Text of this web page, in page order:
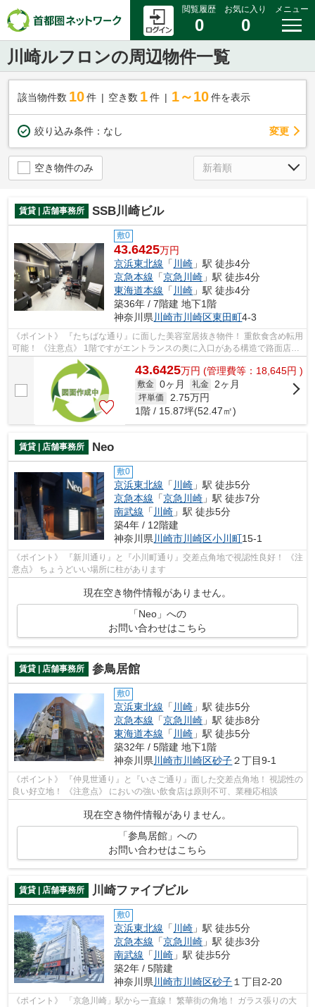
閲覧履歴
0
お気に入り
0
メニュー
川崎ルフロンの周辺物件一覧
該当物件数 10件 空き数 1 件 1～10 件を表示
絞り込み条件： なし 変更
空き物件のみ
賃貸 | 店舗事務所 SSB川崎ビル
敷0
43.6425万円
京浜東北線 「 川崎 」駅 徒歩4分
京急本線 「京急川崎 」駅 徒歩4分
東海道本線 「 川崎 」駅 徒歩4分
築36年 / 7階建 地下1階
神奈川県川崎市川崎区東田町4-3
《ポイント》 『たちばな通り』に面した美容室居抜き物件！ 重飲食含め転用
可能！ 《注意点》 1階ですがエントランスの奥に入口がある構造で路面店で
43.6425万円 (管理費等：18,645円 )
敷金 0ヶ月 礼金 2ヶ月
坪単価 2.75万円
1階 / 15.87坪(52.47㎡)
賃貸 | 店舗事務所 Neo
敷0
京浜東北線 「 川崎 」駅 徒歩5分
京急本線 「京急川崎 」駅 徒歩7分
南武線 「 川崎 」駅 徒歩5分
築4年 / 12階建
神奈川県 川崎市川崎区小川町15-1
《ポイント》 『新川通り』と『小川町通り』交差点角地で視認性良好！ 《注
意点》 ちょうどいい場所に柱があります
現在空き物件情報がありません。
「Neo」への
お問い合わせはこちら
賃貸 | 店舗事務所 参鳥居館
敷0
京浜東北線 「 川崎 」駅 徒歩5分
京急本線 「京急川崎 」駅 徒歩8分
東海道本線 「 川崎 」駅 徒歩5分
築32年 / 5階建 地下1階
神奈川県 川崎市川崎区砂子２丁目9-1
《ポイント》 『仲見世通り』と『いさご通り』面した交差点角地！ 視認性の
良い好立地！ 《注意点》 においの強い飲食店は原則不可、業種応相談
現在空き物件情報がありません。
「参鳥居館」への
お問い合わせはこちら
賃貸 | 店舗事務所 川崎ファイブビル
敷0
京浜東北線 「 川崎 」駅 徒歩5分
京急本線 「京急川崎 」駅 徒歩3分
南武線 「 川崎 」駅 徒歩5分
築2年 / 5階建
神奈川県川崎市川崎区砂子１丁目2-20
《ポイント》 「京急川崎」駅から一直線！ 繁華街の角地！ ガラス張りの大